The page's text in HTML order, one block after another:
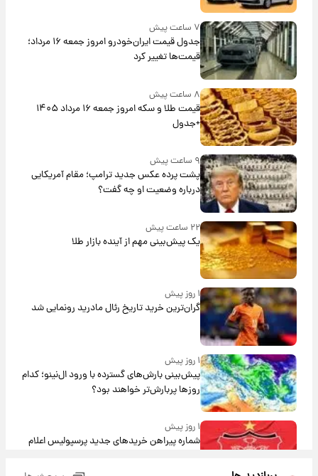
۷ ساعت پیش
جدول قیمت ایران‌خودرو امروز جمعه ۱۶ مرداد؛
قیمت‌ها تغییر کرد
۸ ساعت پیش
قیمت طلا و سکه امروز جمعه ۱۶ مرداد ۱۴۰۵
+جدول
۹ ساعت پیش
پشت پرده عکس جدید ترامپ؛ مقام آمریکایی
درباره وضعیت او چه گفت؟
۲۲ ساعت پیش
یک پیش‌بینی مهم از آینده بازار طلا
۱ روز پیش
گران‌ترین خرید تاریخ رئال مادرید رونمایی شد
۱ روز پیش
پیش‌بینی بارش‌های گسترده با ورود ال‌نینو؛ کدام
روزها پربارش‌تر خواهند بود؟
۱ روز پیش
شماره پیراهن خریدهای جدید پرسپولیس اعلام